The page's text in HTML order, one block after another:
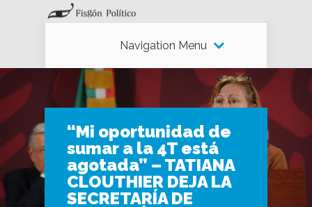
Navigation Menu
“Mi oportunidad de
sumar a la 4T está
agotada” – TATIANA
CLOUTHIER DEJA LA
SECRETARÍA DE